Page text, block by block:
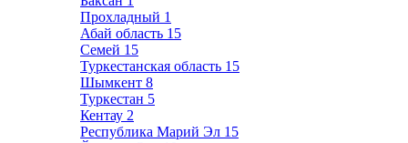
Прохладный 1
Абай область 15
Семей 15
Туркестанская область 15
Шымкент 8
Туркестан 5
Кентау 2
Республика Марий Эл 15